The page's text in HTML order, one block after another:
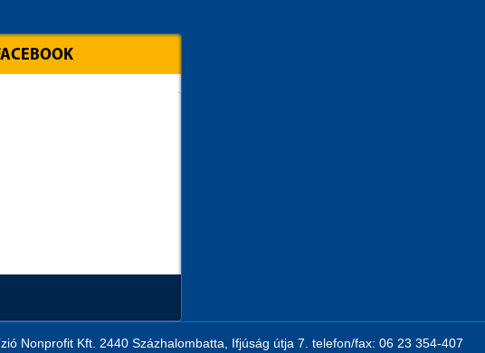
Nonprofit Kft. 2440 Százhalombatta, Ifjúság útja 7. telefon/fax: 06 23 354-407